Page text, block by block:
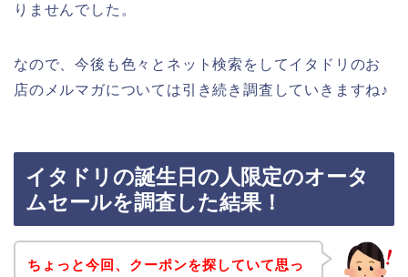
りませんでした。
なので、今後も色々とネット検索をしてイタドリのお
店のメルマガについては引き続き調査していきますね♪
イタドリの誕生日の人限定のオータ
ムセールを調査した結果！
ちょっと今回、クーポンを探していて思っ